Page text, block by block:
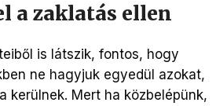
a zaklatás ellen
is látszik, fontos, hogy
ne hagyjuk egyedül azokat,
kerülnek. Mert ha közbelépünk,